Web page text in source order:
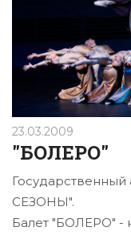
23.03.2009
"БОЛЕРО"
СЕЗОНЫ".
Балет "БОЛЕРО" -